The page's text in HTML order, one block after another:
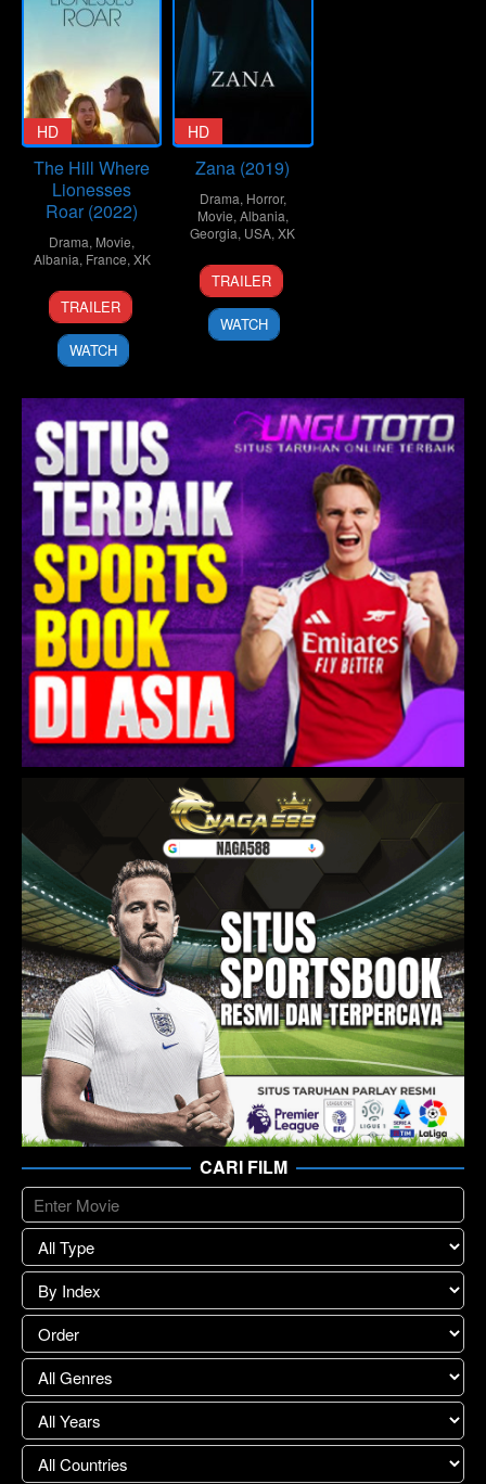
HD
The Hill Where
Lionesses
Roar (2022)
Drama, Movie,
Albania, France, XK
18
Mar
2022
Luàna
Bajrami
TRAILER
WATCH
HD
Zana (2019)
Drama, Horror,
Movie, Albania,
Georgia, USA,XK
21
Sep
2019
Eshref
Durmishi
TRAILER
WATCH
CARI FILM